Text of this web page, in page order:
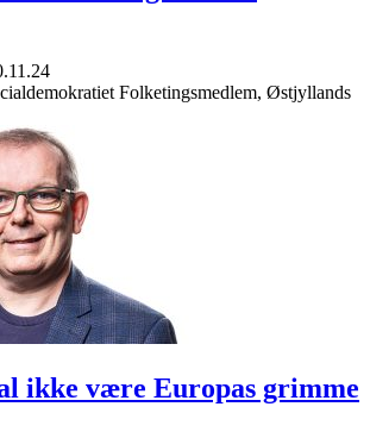
Folketingsmedlem, Østjyllands
ikke være Europas grimme